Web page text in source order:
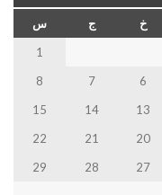
خ ج
س
1
6
7
8
13
14
15
20
21
22
27
28
29